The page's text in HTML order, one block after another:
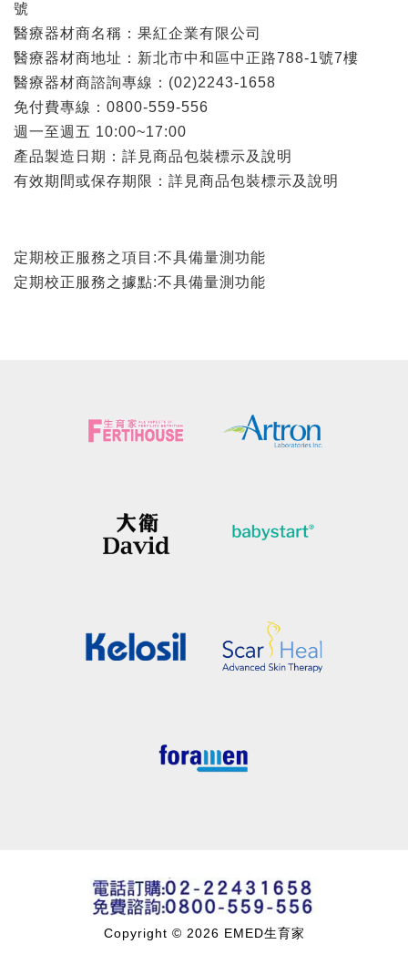
號
醫療器材商名稱：果紅企業有限公司
醫療器材商地址：新北市中和區中正路788-1號7樓
醫療器材商諮詢專線：(02)2243-1658
免付費專線：0800-559-556
週一至週五 10:00~17:00
產品製造日期：詳見商品包裝標示及說明
有效期間或保存期限：詳見商品包裝標示及說明
定期校正服務之項目:不具備量測功能
定期校正服務之據點:不具備量測功能
Copyright © 2026 EMED生育家